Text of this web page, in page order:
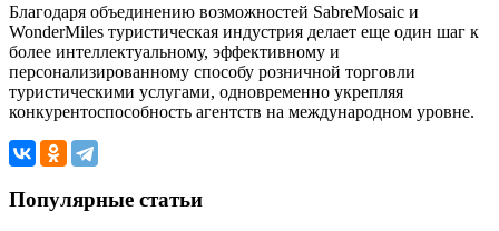
Благодаря объединению возможностей SabreMosaic и
WonderMiles туристическая индустрия делает еще один шаг к
более интеллектуальному, эффективному и
персонализированному способу розничной торговли
туристическими услугами, одновременно укрепляя
конкурентоспособность агентств на международном уровне.
Популярные статьи